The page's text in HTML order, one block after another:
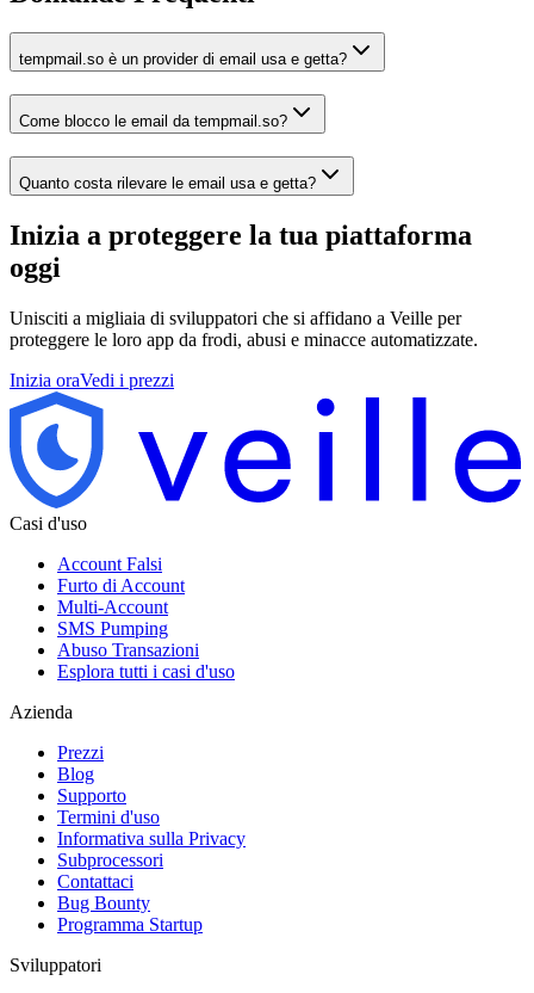
tempmail.so è un provider di email usa e getta?
Come blocco le email da tempmail.so?
Quanto costa rilevare le email usa e getta?
Inizia a proteggere la tua piattaforma
oggi
Unisciti a migliaia di sviluppatori che si affidano a Veille per
proteggere le loro app da frodi, abusi e minacce automatizzate.
Inizia oraVedi i prezzi
Casi d'uso
Account Falsi
Furto di Account
Multi-Account
SMS Pumping
Abuso Transazioni
Esplora tutti i casi d'uso
Azienda
Prezzi
Blog
Supporto
Termini d'uso
Informativa sulla Privacy
Subprocessori
Contattaci
Bug Bounty
Programma Startup
Sviluppatori